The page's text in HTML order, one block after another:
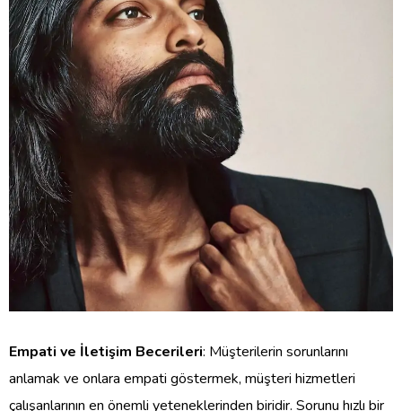
Empati ve İletişim Becerileri: Müşterilerin sorunlarını
anlamak ve onlara empati göstermek, müşteri hizmetleri
çalışanlarının en önemli yeteneklerinden biridir. Sorunu hızlı bir